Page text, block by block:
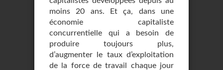
moins 20 ans. Et ça, dans une
économie capitaliste
concurrentielle qui a besoin de
produire toujours plus,
d’augmenter le taux d’exploitation
de la force de travail chaque jour